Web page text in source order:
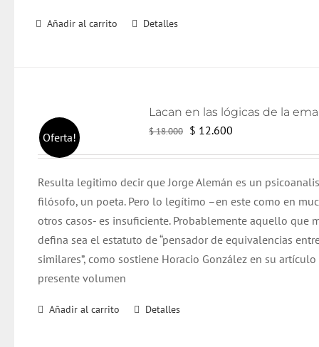
Añadir al carrito Detalles
Oferta! $18.000 El
era:
$ 18.000.
$ 12.600
es:
$ 12.600.
Resulta legitimo decir que Jorge Alemán es un
filósofo, un poeta. Pero lo legítimo –en este como en
otros casos- es insuficiente. Probablemente aquello que
defina sea el estatuto de “pensador de equivalencias
similares”, como sostiene Horacio González en su
presente volumen
Añadir al carrito Detalles